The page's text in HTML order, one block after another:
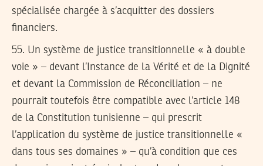
spécialisée chargée à s’acquitter des dossiers
financiers.
55. Un système de justice transitionnelle « à double
voie » – devant l’Instance de la Vérité et de la Dignité
et devant la Commission de Réconciliation – ne
pourrait toutefois être compatible avec l’article 148
de la Constitution tunisienne – qui prescrit
l’application du système de justice transitionnelle «
dans tous ses domaines » – qu’à condition que ces